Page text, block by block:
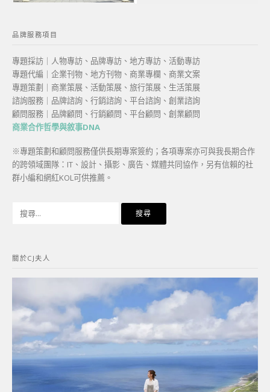
品牌服務項目
專題採訪｜人物專訪、品牌專訪、地方專訪、活動專訪
專題代編｜企業刊物、地方刊物、商業專欄、商業文案
專題策劃｜商業策展、活動策展、旅行策展、生活策展
諮詢服務｜品牌諮詢、行銷諮詢、平台諮詢、創業諮詢
顧問服務｜品牌顧問、行銷顧問、平台顧問、創業顧問
商業合作哲學與敘事DNA
※專題策劃和顧問服務僅供長期專案簽約；各項專案亦可與我長期合作
的跨領域團隊：IT、設計、攝影、廣告、媒體共同協作，另有信賴的社
群小編和網紅KOL可供推薦。
字:
關於CJ夫人